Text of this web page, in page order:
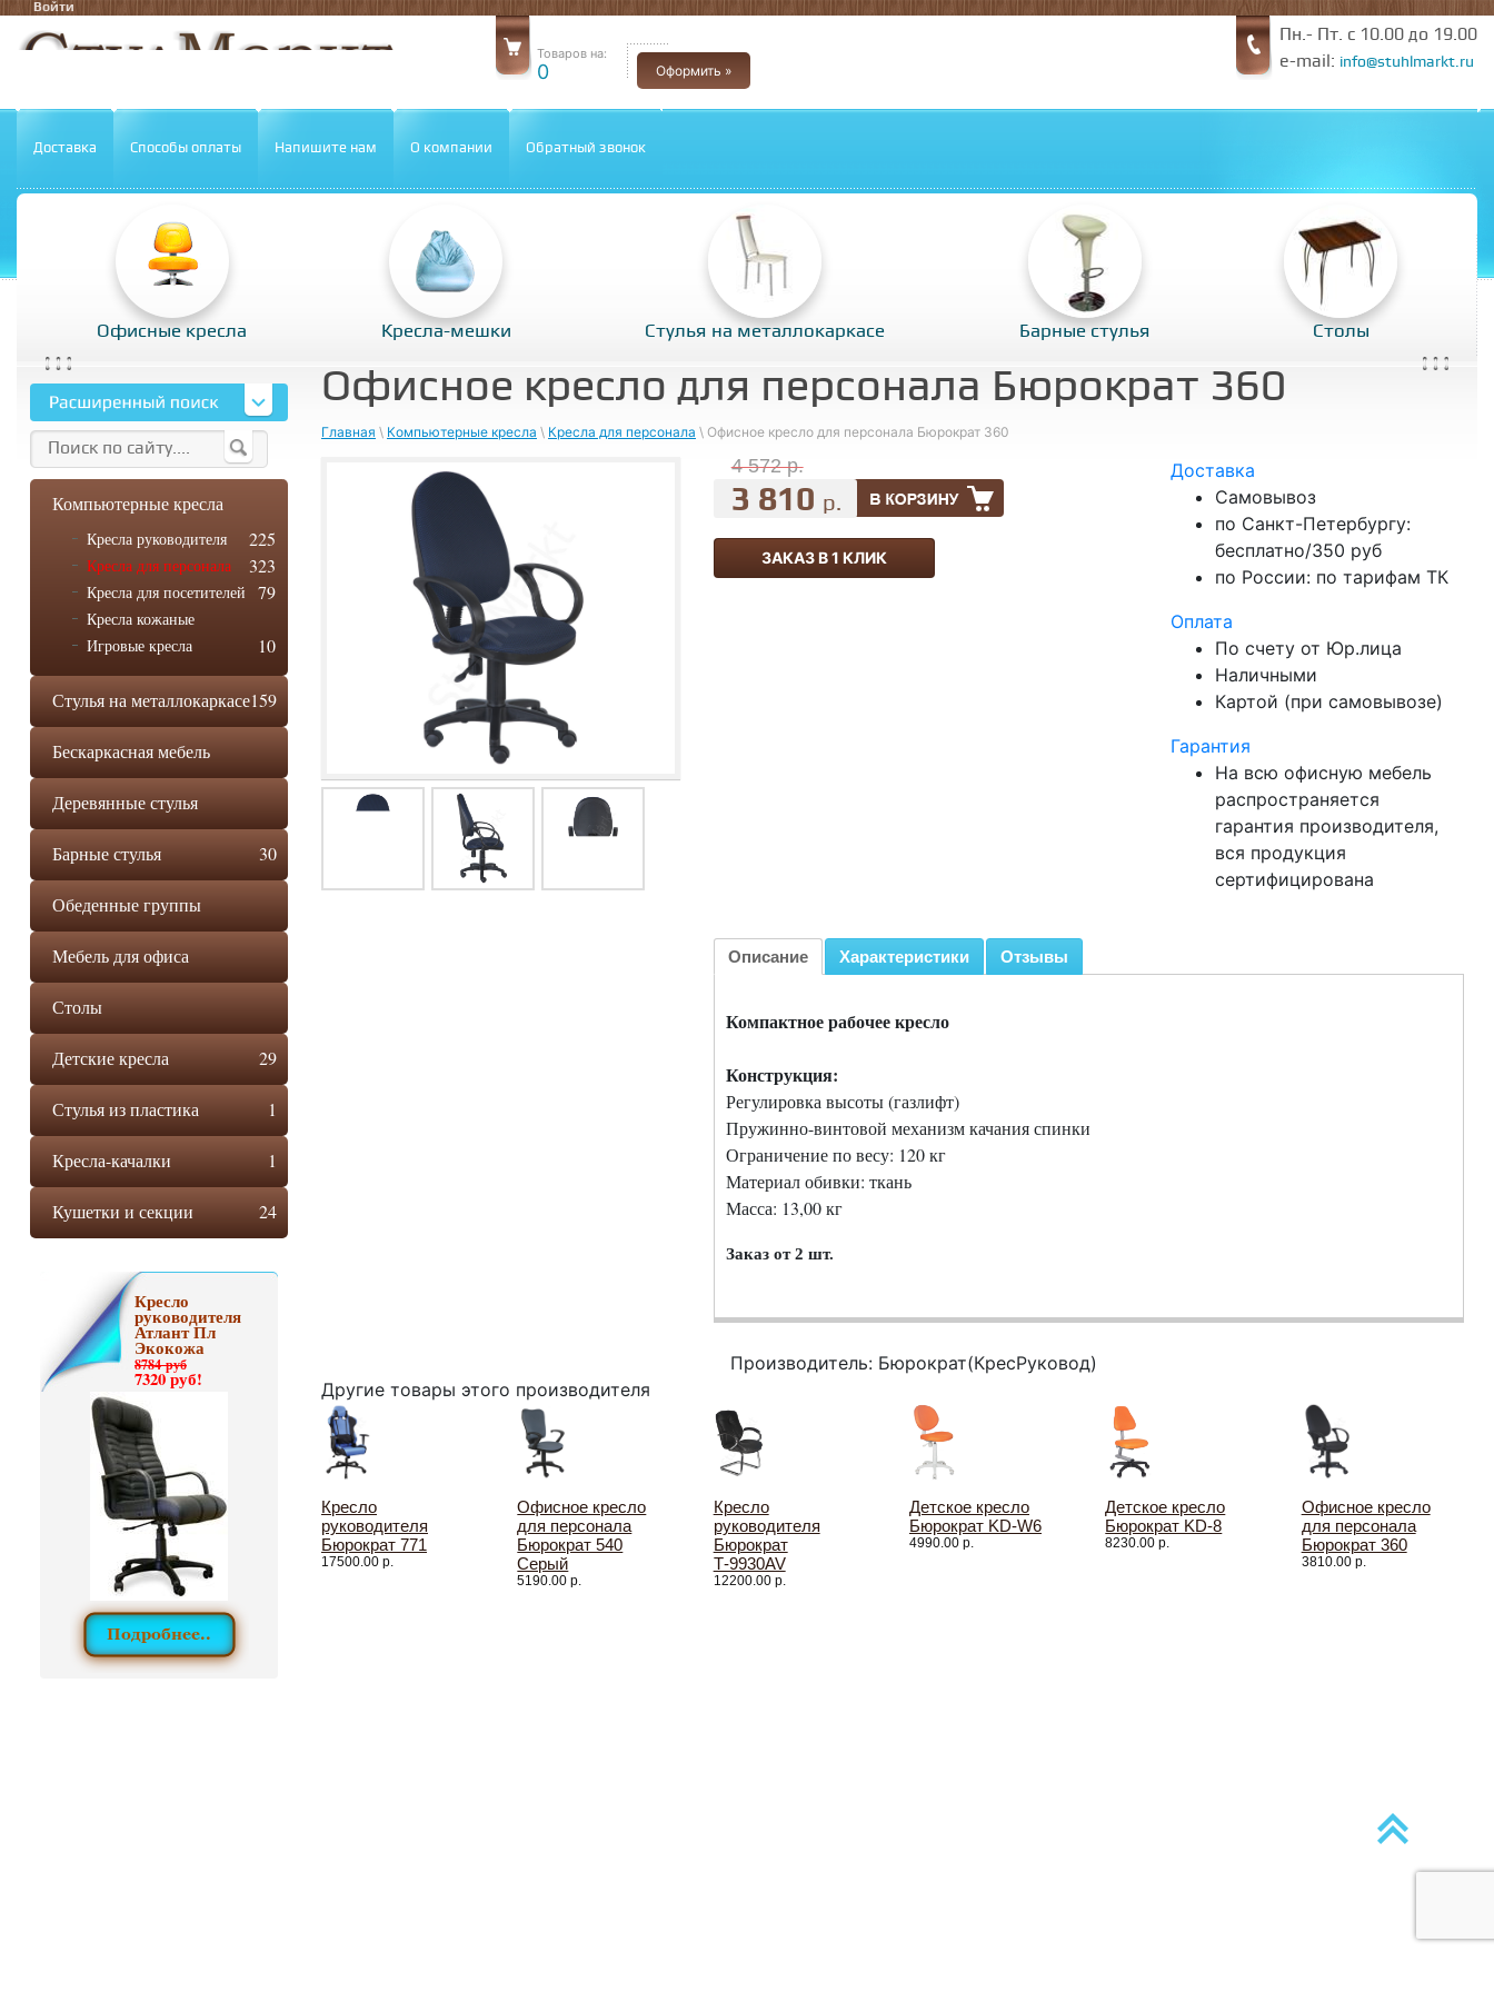
Войти
Пн.- Пт. с 10.00 до 19.00
e-mail: info@stuhlmarkt.ru
Оформить »
Товаров на:
0
Доставка Способы оплаты Напишите нам О компании Обратный звонок
Офисные кресла Кресла-мешки Стулья на металлокаркасе Барные стулья Столы
Компьютерные кресла
225
Кресла руководителя
323
Кресла для персонала
79
Кресла для посетителей
Кресла кожаные
10
Игровые кресла
159
Стулья на металлокаркасе
Бескаркасная мебель
Деревянные стулья
30
Барные стулья
Обеденные группы
Мебель для офиса
Столы
29
Детские кресла
1
Стулья из пластика
1
Кресла-качалки
24
Кушетки и секции
Кресло
руководителя
Атлант Пл
Экокожа
8784 руб
7320 руб!
Офисное кресло для персонала Бюрократ 360
Главная \ Компьютерные кресла \ Кресла для персонала \ Офисное кресло для персонала Бюрократ 360
4 572 р.
3 810 р.
ЗАКАЗ В 1 КЛИК
Доставка
Самовывоз
по Санкт-Петербургу:
бесплатно/350 руб
по России: по тарифам ТК
Оплата
По счету от Юр.лица
Наличными
Картой (при самовывозе)
Гарантия
На всю офисную мебель
распространяется
гарантия производителя,
вся продукция
сертифицирована
Описание Характеристики Отзывы
Компактное рабочее кресло
Конструкция:
Регулировка высоты (газлифт)
Пружинно-винтовой механизм качания спинки
Ограничение по весу: 120 кг
Материал обивки: ткань
Масса: 13,00 кг
Заказ от 2 шт.
Производитель: Бюрократ(КресРуковод)
Другие товары этого производителя
Кресло
руководителя
Бюрократ 771
17500.00 р.
Офисное кресло
для персонала
Бюрократ 540
Серый
5190.00 р.
Кресло
руководителя
Бюрократ
Т-9930AV
12200.00 р.
Детское кресло
Бюрократ KD-W6
4990.00 р.
Детское кресло
Бюрократ KD-8
8230.00 р.
Офисное кресло
для персонала
Бюрократ 360
3810.00 р.